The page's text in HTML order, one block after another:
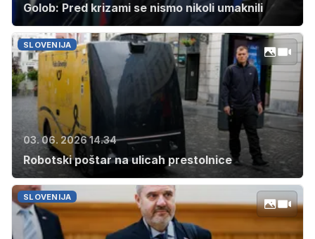
Golob: Pred krizami se nismo nikoli umaknili
SLOVENIJA
03. 06. 2026 14.34
Robotski poštar na ulicah prestolnice
SLOVENIJA